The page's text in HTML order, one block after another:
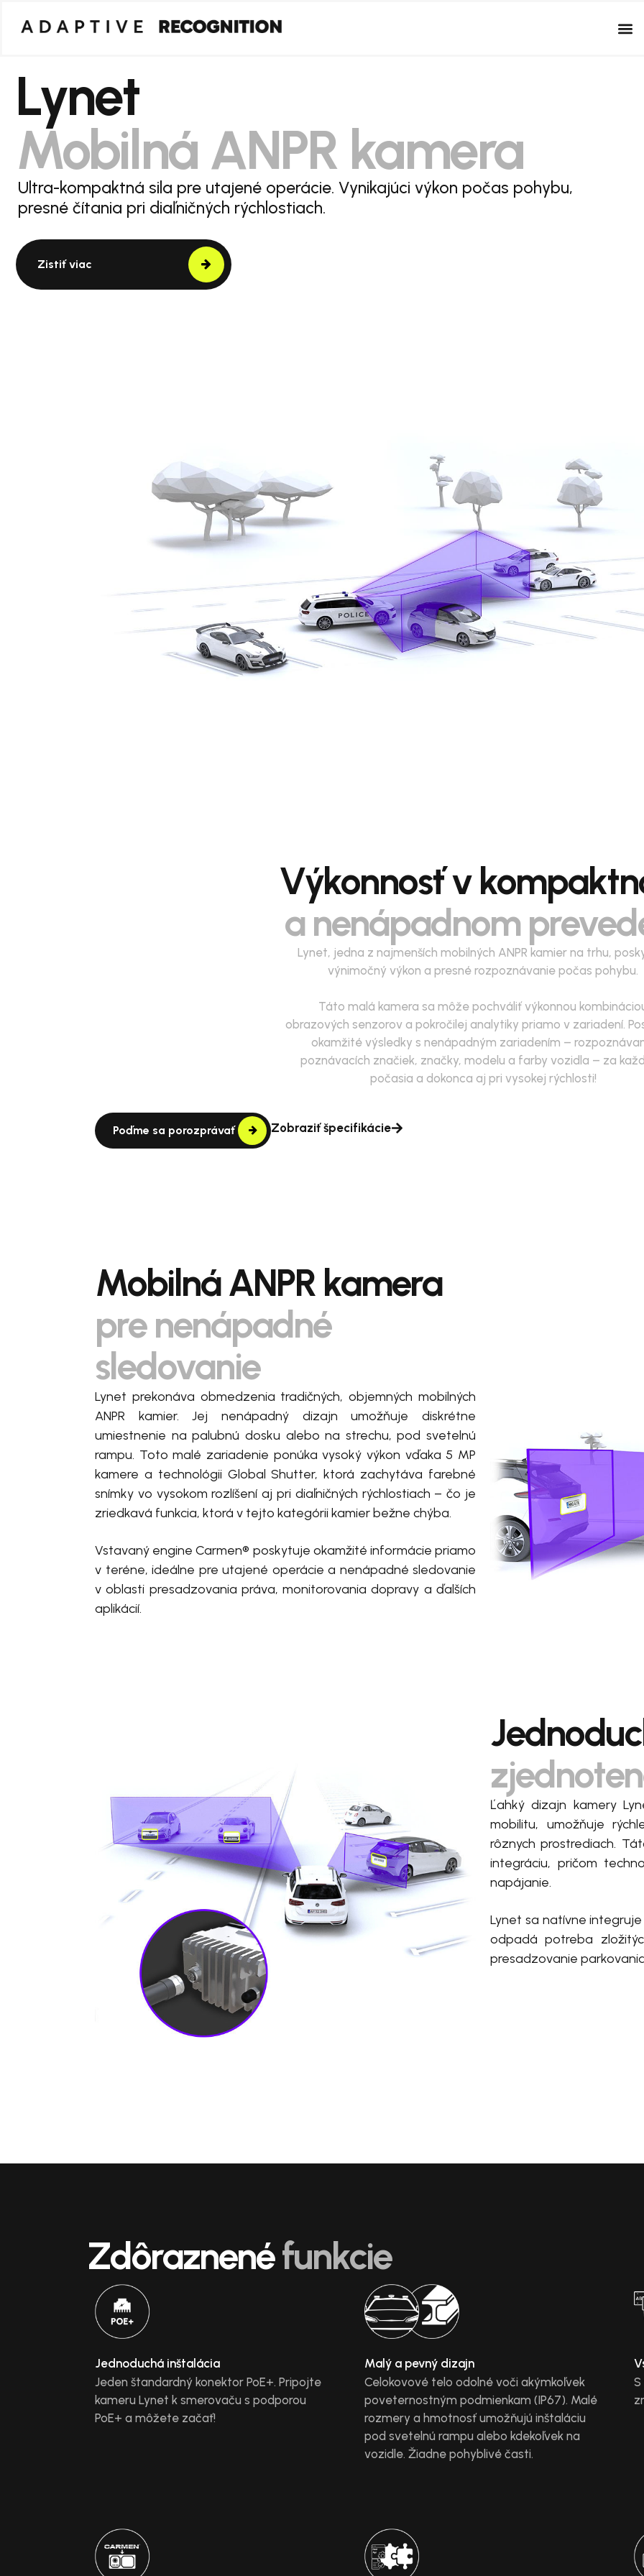
Lynet
Mobilná ANPR kamera
Ultra-kompaktná sila pre utajené operácie. Vynikajúci výkon počas pohybu,
presné čítania pri diaľničných rýchlostiach.
Zistiť viac
Výkonnosť v
a nenápadnom
Lynet, jedna z najmenších mobilných ANPR kamier na trhu,
výnimočný výkon a presné rozpoznávanie počas pohybu.
Táto malá kamera sa môže pochváliť výkonnou
obrazových senzorov a pokročilej analytiky priamo v zariadení.
okamžité výsledky s nenápadným zariadením –
poznávacích značiek, značky, modelu a farby vozidla – za
počasia a dokonca aj pri vysokej rýchlosti!
Poďme sa porozprávať Zobraziť špecifikácie
Mobilná ANPR kamera
pre nenápadné
sledovanie
Lynet prekonáva obmedzenia tradičných, objemných mobilných
ANPR kamier. Jej nenápadný dizajn umožňuje diskrétne
umiestnenie na palubnú dosku alebo na strechu, pod svetelnú
rampu. Toto malé zariadenie ponúka vysoký výkon vďaka 5 MP
kamere a technológii Global Shutter, ktorá zachytáva farebné
snímky vo vysokom rozlíšení aj pri diaľničných rýchlostiach – čo je
zriedkavá funkcia, ktorá v tejto kategórii kamier bežne chýba.
Vstavaný engine Carmen® poskytuje okamžité informácie priamo
v teréne, ideálne pre utajené operácie a nenápadné sledovanie
v oblasti presadzovania práva, monitorovania dopravy a ďalších
aplikácií.
Ľahký dizajn kamery
mobilitu, umožňuje
rôznych prostrediach.
integráciu, pričom
napájanie.
Lynet sa natívne integruje
odpadá potreba
presadzovanie
Zdôraznenéfunkcie
Jednoduchá inštalácia
Jeden štandardný konektor PoE+. Pripojte
kameru Lynet k smerovaču s podporou
PoE+ a môžete začať!
Malý a pevný dizajn
Celokovové telo odolné voči akýmkoľvek
poveternostným podmienkam (IP67). Malé
rozmery a hmotnosť umožňujú inštaláciu
pod svetelnú rampu alebo kdekoľvek na
vozidle. Žiadne pohyblivé časti.